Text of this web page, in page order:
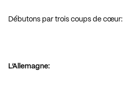
Débutons par trois coups de cœur:
L’Allemagne: